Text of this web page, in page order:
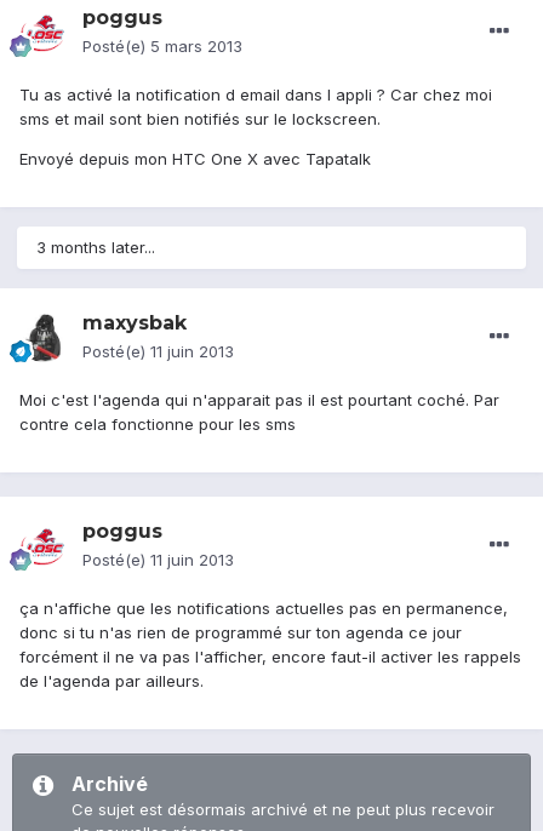
poggus
Posté(e) 5 mars 2013
Tu as activé la notification d email dans l appli ? Car chez moi
sms et mail sont bien notifiés sur le lockscreen.
Envoyé depuis mon HTC One X avec Tapatalk
3 months later...
maxysbak
Posté(e) 11 juin 2013
Moi c'est l'agenda qui n'apparait pas il est pourtant coché. Par
contre cela fonctionne pour les sms
poggus
Posté(e) 11 juin 2013
ça n'affiche que les notifications actuelles pas en permanence,
donc si tu n'as rien de programmé sur ton agenda ce jour
forcément il ne va pas l'afficher, encore faut-il activer les rappels
de l'agenda par ailleurs.
Archivé
Ce sujet est désormais archivé et ne peut plus recevoir